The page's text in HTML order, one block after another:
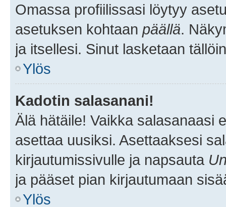
Omassa profiilissasi löytyy
asetuksen kohtaan päällä.
ja itsellesi. Sinut lasketaan
Ylös
Kadotin salasanani!
Älä hätäile! Vaikka salasanaasi
asettaa uusiksi. Asettaaksesi
kirjautumissivulle ja napsauta
ja pääset pian kirjautumaan
Ylös